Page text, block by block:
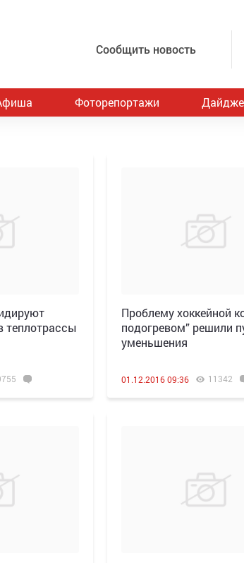
Сообщить новость
Фоторепортажи
теплотрассы
Проблему хоккейной
подогревом” решили
уменьшения
01.12.2016 09:36 11342